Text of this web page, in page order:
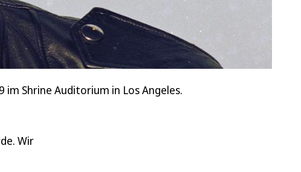
im Shrine Auditorium in Los Angeles.
Wir